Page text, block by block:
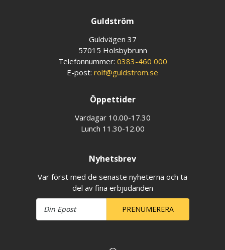
Guldström
Guldvägen 37
57015 Holsbybrunn
Telefonnummer: 0383-460 000
E-post: rolf@guldstrom.se
Öppettider
Vardagar 10.00-17.30
Lunch 11.30-12.00
Nyhetsbrev
Var först med de senaste nyheterna och ta
del av fina erbjudanden
PRENUMERERA